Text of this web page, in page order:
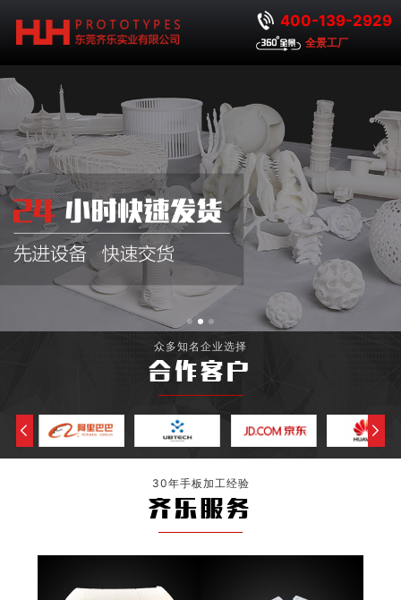
400-139-2929
全景工厂
众多知名企业选择
合作客户
30年手板加工经验
齐乐服务